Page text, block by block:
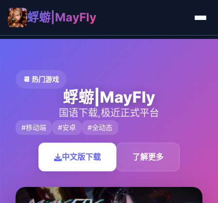
蜉蝣|MayFly
📆 热门游戏
蜉蝣|MayFly
国语下载,极近正式平台
#移动端 #安卓 #全动态
中文版下载 了解更多